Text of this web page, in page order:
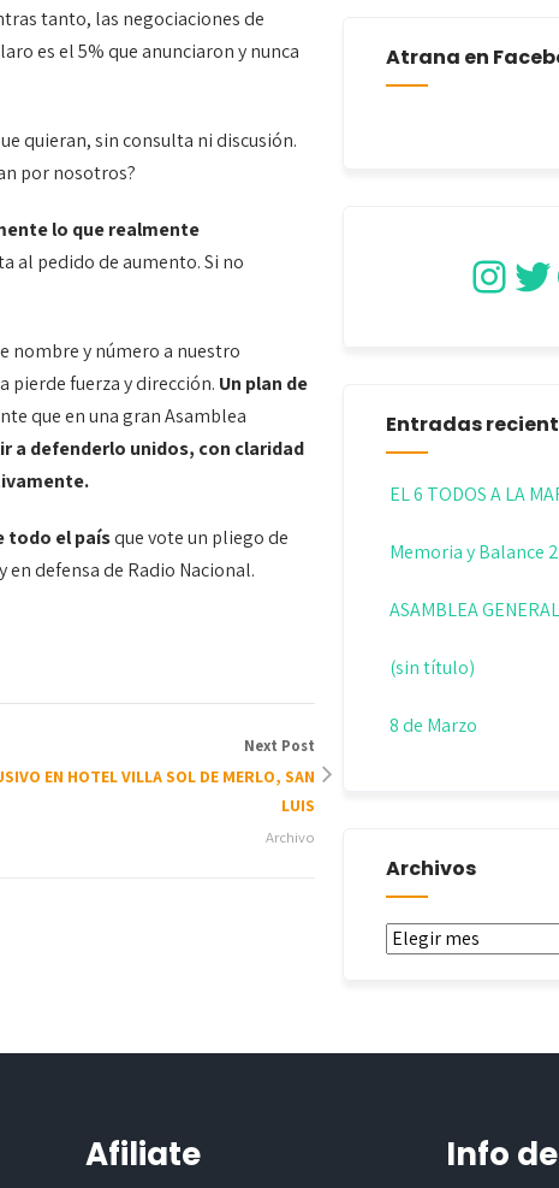
tanto, las negociaciones de
es el 5% que anunciaron y nunca
quieran, sin consulta ni discusión.
por nosotros?
lo que realmente
al pedido de aumento. Si no
nombre y número a nuestro
pierde fuerza y dirección. Un plan de
que en una gran Asamblea
a defenderlo unidos, con claridad
todo el paísque vote un pliego de
defensa de Radio Nacional.
Next Post
EN HOTEL VILLA SOL DE MERLO, SAN
LUIS
Archivo
Atrana en
Entradas
EL 6 TODOS A LA
Memoria y Balance
ASAMBLEA
(sin título)
8 de Marzo
Archivos
Archivos
Afiliate Info